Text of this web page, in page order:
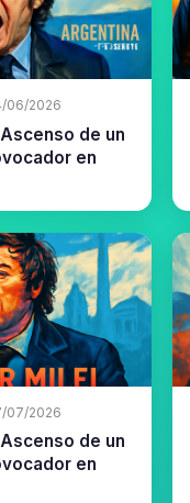
06/2026
de un
en
07/2026
de un
en